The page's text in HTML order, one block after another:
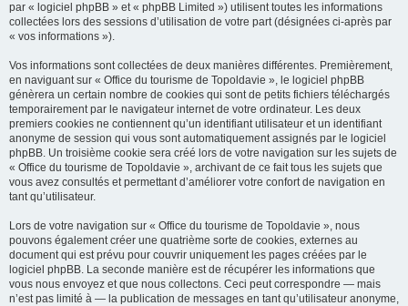
par « logiciel phpBB » et « phpBB Limited ») utilisent toutes les informations
collectées lors des sessions d’utilisation de votre part (désignées ci-après par
« vos informations »).
Vos informations sont collectées de deux manières différentes. Premièrement,
en naviguant sur « Office du tourisme de Topoldavie », le logiciel phpBB
génèrera un certain nombre de cookies qui sont de petits fichiers téléchargés
temporairement par le navigateur internet de votre ordinateur. Les deux
premiers cookies ne contiennent qu’un identifiant utilisateur et un identifiant
anonyme de session qui vous sont automatiquement assignés par le logiciel
phpBB. Un troisième cookie sera créé lors de votre navigation sur les sujets de
« Office du tourisme de Topoldavie », archivant de ce fait tous les sujets que
vous avez consultés et permettant d’améliorer votre confort de navigation en
tant qu’utilisateur.
Lors de votre navigation sur « Office du tourisme de Topoldavie », nous
pouvons également créer une quatrième sorte de cookies, externes au
document qui est prévu pour couvrir uniquement les pages créées par le
logiciel phpBB. La seconde manière est de récupérer les informations que
vous nous envoyez et que nous collectons. Ceci peut correspondre — mais
n’est pas limité à — la publication de messages en tant qu’utilisateur anonyme,